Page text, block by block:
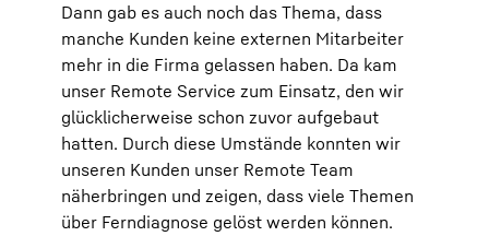
Dann gab es auch noch das Thema, dass
manche Kunden keine externen Mitarbeiter
mehr in die Firma gelassen haben. Da kam
unser Remote Service zum Einsatz, den wir
glücklicherweise schon zuvor aufgebaut
hatten. Durch diese Umstände konnten wir
unseren Kunden unser Remote Team
näherbringen und zeigen, dass viele Themen
über Ferndiagnose gelöst werden können.